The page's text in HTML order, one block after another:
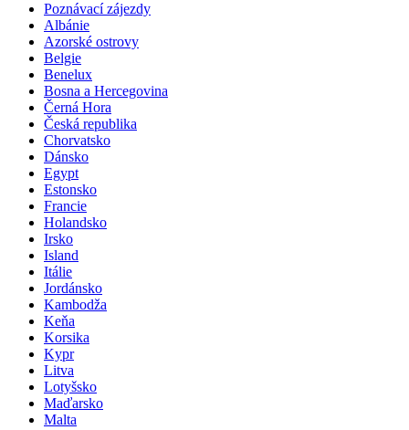
Poznávací zájezdy
Albánie
Azorské ostrovy
Belgie
Benelux
Bosna a Hercegovina
Černá Hora
Česká republika
Chorvatsko
Dánsko
Egypt
Estonsko
Francie
Holandsko
Irsko
Island
Itálie
Jordánsko
Kambodža
Keňa
Korsika
Kypr
Litva
Lotyšsko
Maďarsko
Malta